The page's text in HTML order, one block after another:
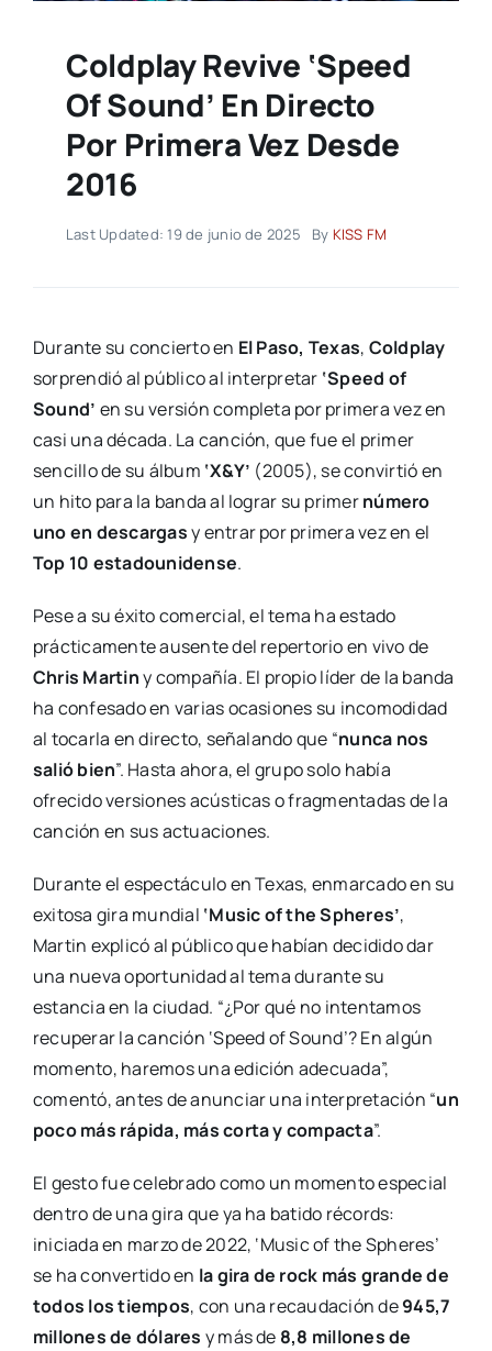
Coldplay Revive ‘Speed
Of Sound’ En Directo
Por Primera Vez Desde
2016
Last Updated: 19 de junio de 2025 By KISS FM
Durante su concierto en El Paso, Texas, Coldplay
sorprendió al público al interpretar ‘Speed of
Sound’ en su versión completa por primera vez en
casi una década. La canción, que fue el primer
sencillo de su álbum ‘X&Y’ (2005), se convirtió en
un hito para la banda al lograr su primernúmero
uno en descargasy entrar por primera vez en el
Top 10 estadounidense.
Pese a su éxito comercial, el tema ha estado
prácticamente ausente del repertorio en vivo de
Chris Martiny compañía. El propio líder de la banda
ha confesado en varias ocasiones su incomodidad
al tocarla en directo, señalando que “nunca nos
salió bien”. Hasta ahora, el grupo solo había
ofrecido versiones acústicas o fragmentadas de la
canción en sus actuaciones.
Durante el espectáculo en Texas, enmarcado en su
exitosa gira mundial ‘Music of the Spheres’,
Martin explicó al público que habían decidido dar
una nueva oportunidad al tema durante su
estancia en la ciudad. “¿Por qué no intentamos
recuperar la canción ‘Speed of Sound’? En algún
momento, haremos una edición adecuada”,
comentó, antes de anunciar una interpretación “un
poco más rápida, más corta y compacta”.
El gesto fue celebrado como un momento especial
dentro de una gira que ya ha batido récords:
iniciada en marzo de 2022, ‘Music of the Spheres’
se ha convertido en la gira de rock más grande de
todos los tiempos, con una recaudación de945,7
millones de dólares y más de 8,8 millones de